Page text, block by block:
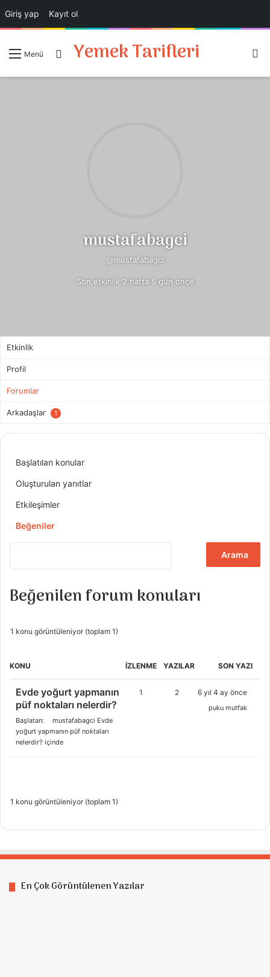
Giriş yap Kayıt ol
Menü Giriş Yap
Yemek Tarifleri
mustafabagci
@mustafabagci
Son etkinlik 2 hafta 5 gün önce
Etkinlik
Profil
Forumlar
Arkadaşlar 1
Başlatılan konular
Oluşturulan yanıtlar
Etkileşimler
Beğeniler
l
r
Beğenilen forum konuları
1 konu görüntüleniyor (toplam 1)
KONU İZLENME YAZILAR SON YAZI
Evde yoğurt yapmanın
püf noktaları nelerdir?
Başlatan: mustafabagci Evde
yoğurt yapmanın püf noktaları
nelerdir? içinde
1 2 6 yıl 4 ay önce
puku mutfak
1 konu görüntüleniyor (toplam 1)
En Çok Görüntülenen Yazılar